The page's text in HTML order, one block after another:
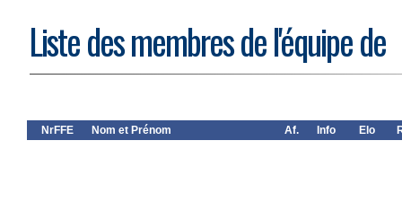
Liste des membres de l'équipe de
NrFFE Nom et Prénom Af. Info Elo